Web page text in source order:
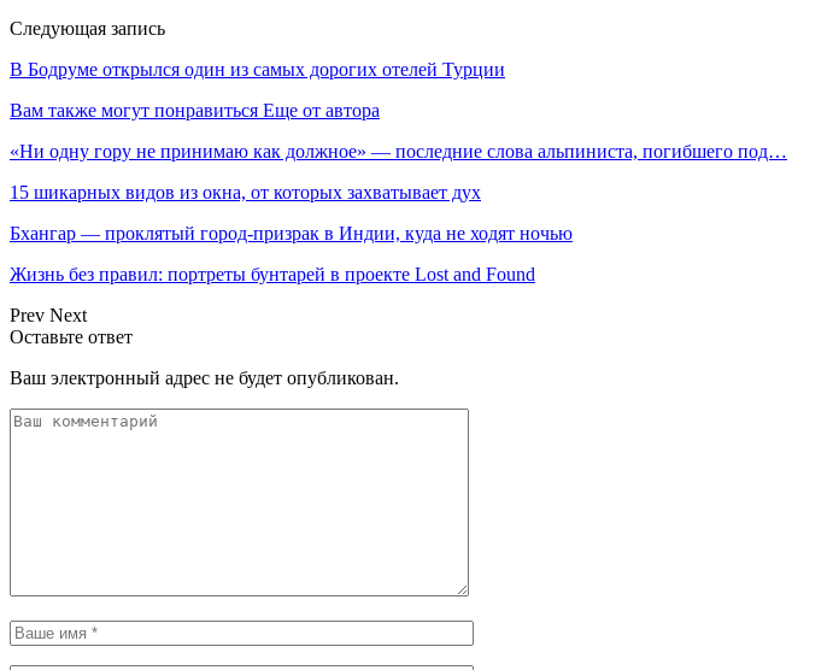
Следующая запись
В Бодруме открылся один из самых дорогих отелей Турции
Вам также могут понравиться Еще от автора
«Ни одну гору не принимаю как должное» — последние слова альпиниста, погибшего под…
15 шикарных видов из окна, от которых захватывает дух
Бхангар — проклятый город-призрак в Индии, куда не ходят ночью
Жизнь без правил: портреты бунтарей в проекте Lost and Found
Prev Next
Оставьте ответ
Ваш электронный адрес не будет опубликован.